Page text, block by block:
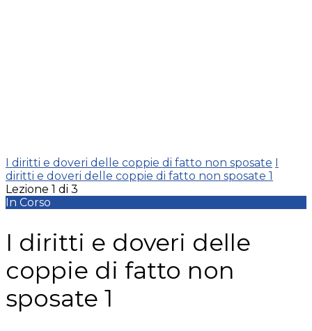
I diritti e doveri delle coppie di fatto non sposate I
diritti e doveri delle coppie di fatto non sposate 1
Lezione 1 di 3
In Corso
I diritti e doveri delle
coppie di fatto non
sposate 1